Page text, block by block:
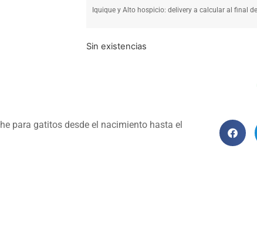
Iquique y Alto hospicio: delivery a calcular al final
Sin existencias
para gatitos desde el nacimiento hasta el